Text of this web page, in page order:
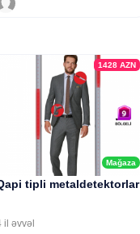
Mağaza
1428 AZN
tipli metaldetektorlar
il əvvəl